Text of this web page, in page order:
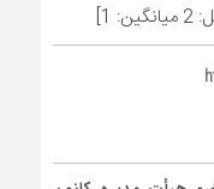
2 میانگین: 1
]